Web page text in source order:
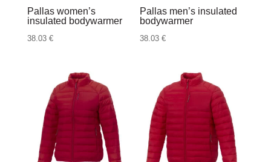
Pallas women’s
insulated bodywarmer
38.03 €
Pallas men’s insulated
bodywarmer
38.03€